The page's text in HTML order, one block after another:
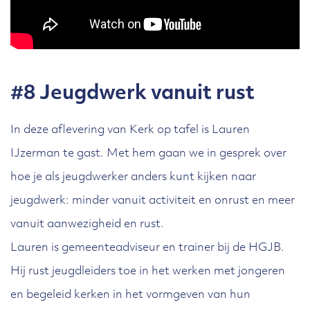
#8 Jeugdwerk vanuit rust
In deze aflevering van Kerk op tafel is Lauren
IJzerman te gast. Met hem gaan we in gesprek over
hoe je als jeugdwerker anders kunt kijken naar
jeugdwerk: minder vanuit activiteit en onrust en meer
vanuit aanwezigheid en rust.
Lauren is gemeenteadviseur en trainer bij de HGJB.
Hij rust jeugdleiders toe in het werken met jongeren
en begeleid kerken in het vormgeven van hun